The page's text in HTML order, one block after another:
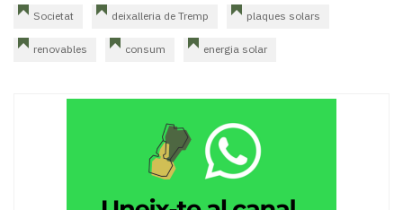
Societat deixalleria de Tremp plaques solars
renovables consum energia solar